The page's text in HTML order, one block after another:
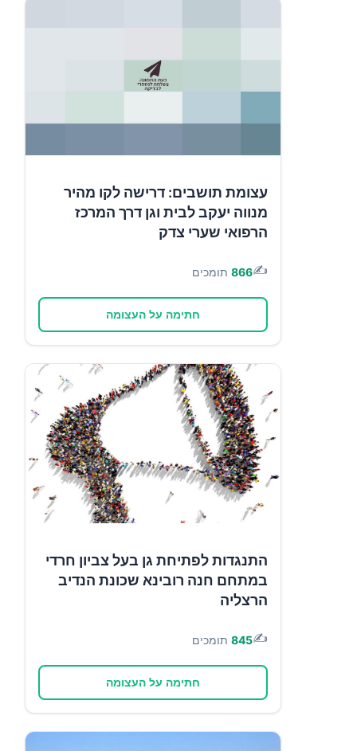
עצומת תושבים: דרישה לקו מהיר
מנווה יעקב לבית וגן דרך המרכז
הרפואי שערי צדק
✍️
866 תומכים
חתימה על העצומה
התנגדות לפתיחת גן בעל צביון חרדי
במתחם חנה רובינא שכונת הנדיב
הרצליה
✍️
845 תומכים
חתימה על העצומה